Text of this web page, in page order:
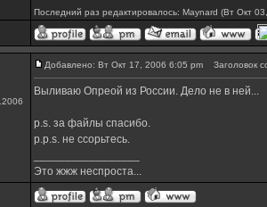
Последний раз редактировалось: Maynard (Вт Окт
Добавлено: Вт Окт 17, 2006 6:05 pm Заголовок
Выливаю Опреой из России. Дело не в ней...
p.s. за файлы спасибо.
p.p.s. не ссорьтесь.
Это жжж неспроста...